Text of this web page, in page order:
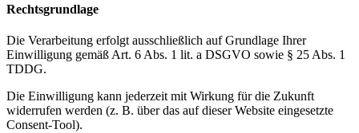
Rechtsgrundlage
Die Verarbeitung erfolgt ausschließlich auf Grundlage Ihrer
Einwilligung gemäß Art. 6 Abs. 1 lit. a DSGVO sowie § 25 Abs. 1
TDDG.
Die Einwilligung kann jederzeit mit Wirkung für die Zukunft
widerrufen werden (z. B. über das auf dieser Website eingesetzte
Consent-Tool).